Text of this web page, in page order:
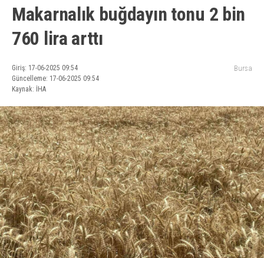
Makarnalık buğdayın tonu 2 bin
760 lira arttı
Giriş: 17-06-2025 09:54
Güncelleme: 17-06-2025 09:54
Kaynak: İHA
Bursa